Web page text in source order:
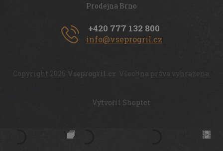
Prodejna Brno
+420 777 132 800
info@vseprogril.cz
Vytvořil Shoptet
Copyright 2026 Vseprogril.cz . Všechna práva vyhrazena.